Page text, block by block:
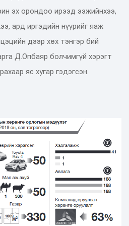
эх орондоо ирээд ээжийнхээ,
ард иргэдийн нүүрийг яаж
дээр хөх тэнгэр бий
Д.Опбаяр болчимгүй хэрэгт
яс хугар гэдэгсэн.